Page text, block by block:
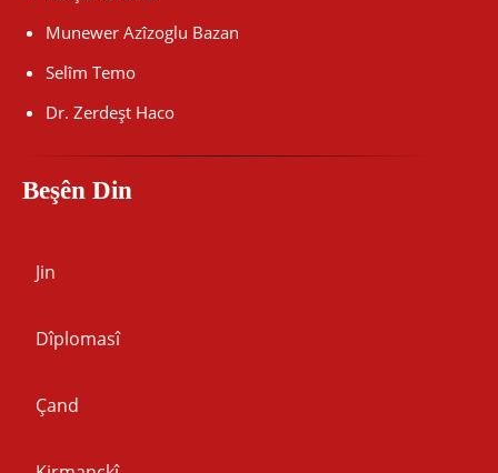
Munewer Azîzoglu Bazan
Selîm Temo
Dr. Zerdeşt Haco
Beşên Din
Jin
Dîplomasî
Çand